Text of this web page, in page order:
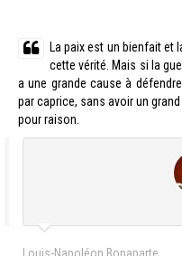
La paix est un bienfait et
cette vérité. Mais si la
a une grande cause à
par caprice, sans avoir un
pour raison.
Louis-Napoléon Bonaparte